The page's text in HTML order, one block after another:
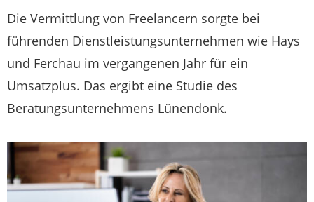
Die Vermittlung von Freelancern sorgte bei
führenden Dienstleistungsunternehmen wie Hays
und Ferchau im vergangenen Jahr für ein
Umsatzplus. Das ergibt eine Studie des
Beratungsunternehmens Lünendonk.